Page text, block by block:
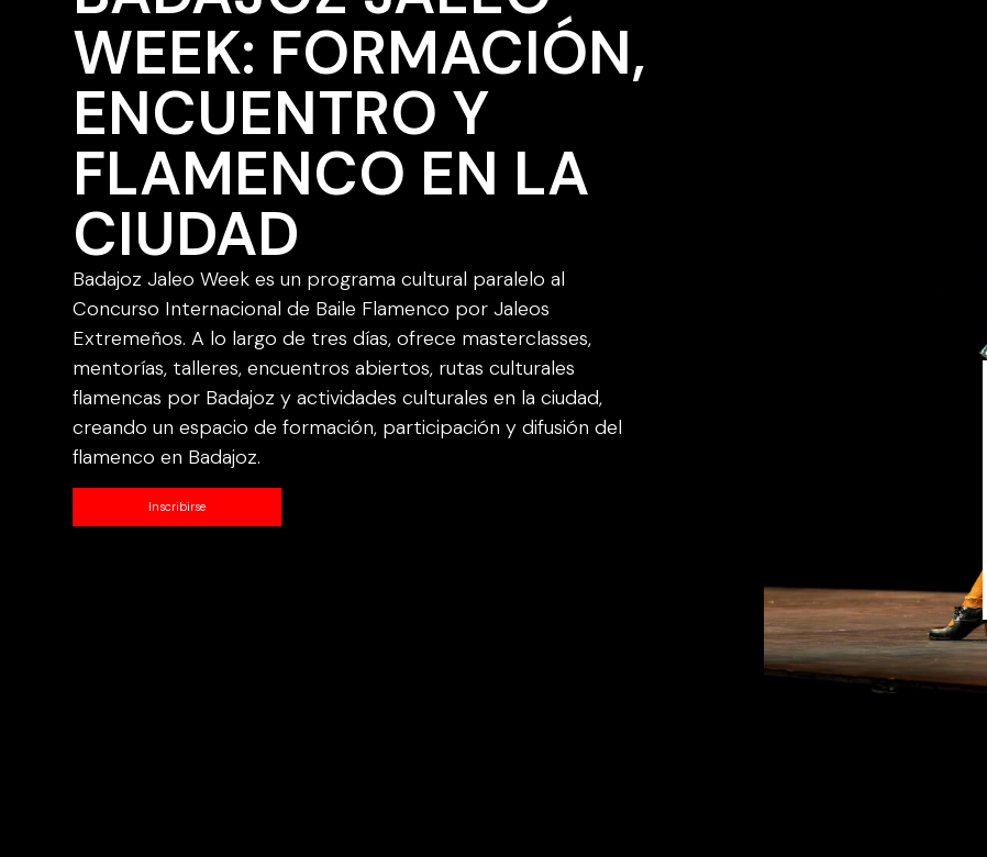
WEEK: FORMACIÓN,
ENCUENTRO Y
FLAMENCO EN LA
CIUDAD
Badajoz Jaleo Week es un programa cultural paralelo al
Concurso Internacional de Baile Flamenco por Jaleos
Extremeños. A lo largo de tres días, ofrece masterclasses,
mentorías, talleres, encuentros abiertos, rutas culturales
flamencas por Badajoz y actividades culturales en la ciudad,
creando un espacio de formación, participación y difusión del
flamenco en Badajoz.
Inscribirse